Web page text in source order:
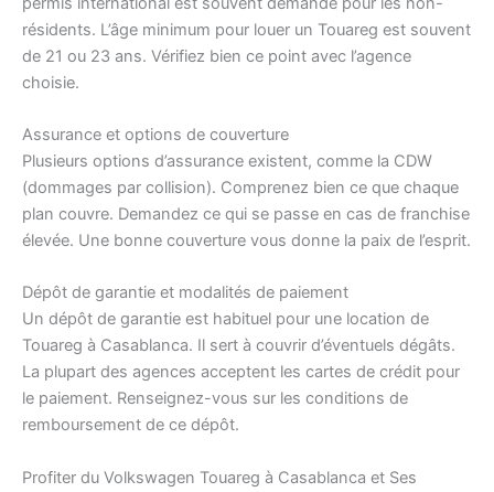
résidents. L’âge minimum pour louer un Touareg est souvent
de 21 ou 23 ans. Vérifiez bien ce point avec l’agence
choisie.
Assurance et options de couverture
Plusieurs options d’assurance existent, comme la CDW
(dommages par collision). Comprenez bien ce que chaque
plan couvre. Demandez ce qui se passe en cas de franchise
élevée. Une bonne couverture vous donne la paix de l’esprit.
Dépôt de garantie et modalités de paiement
Un dépôt de garantie est habituel pour une location de
Touareg à Casablanca. Il sert à couvrir d’éventuels dégâts.
La plupart des agences acceptent les cartes de crédit pour
le paiement. Renseignez-vous sur les conditions de
remboursement de ce dépôt.
Profiter du Volkswagen Touareg à Casablanca et Ses